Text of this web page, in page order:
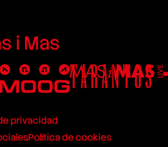
i Mas
privacidad
Política de cookies